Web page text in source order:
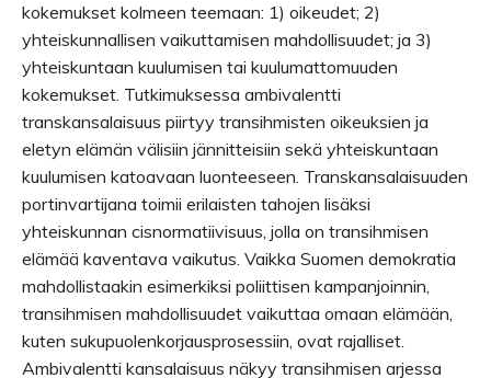
kokemukset kolmeen teemaan: 1) oikeudet; 2)
yhteiskunnallisen vaikuttamisen mahdollisuudet; ja 3)
yhteiskuntaan kuulumisen tai kuulumattomuuden
kokemukset. Tutkimuksessa ambivalentti
transkansalaisuus piirtyy transihmisten oikeuksien ja
eletyn elämän välisiin jännitteisiin sekä yhteiskuntaan
kuulumisen katoavaan luonteeseen. Transkansalaisuuden
portinvartijana toimii erilaisten tahojen lisäksi
yhteiskunnan cisnormatiivisuus, jolla on transihmisen
elämää kaventava vaikutus. Vaikka Suomen demokratia
mahdollistaakin esimerkiksi poliittisen kampanjoinnin,
transihmisen mahdollisuudet vaikuttaa omaan elämään,
kuten sukupuolenkorjausprosessiin, ovat rajalliset.
Ambivalentti kansalaisuus näkyy transihmisen arjessa